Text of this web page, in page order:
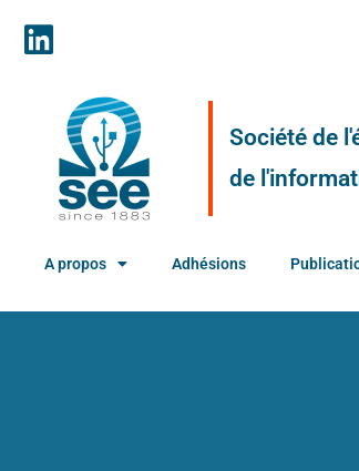
Société de
de
A propos Adhésions